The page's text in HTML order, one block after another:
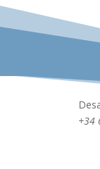
+34